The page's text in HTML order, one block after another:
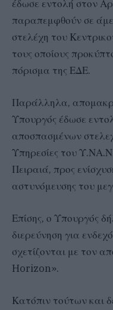
έδωσε εντολή στον
παραπεμφθούν σε
στελέχη του
τους οποίους
πόρισμα της ΕΔΕ.
Παράλληλα,
Υπουργός έδωσε
αποσπασμένων
Υπηρεσίες του
Πειραιά, προς
αστυνόμευσης του
Επίσης, ο Υπουργός
διερεύνηση για
σχετίζονται με τον
Horizon».
Κατόπιν τούτων και